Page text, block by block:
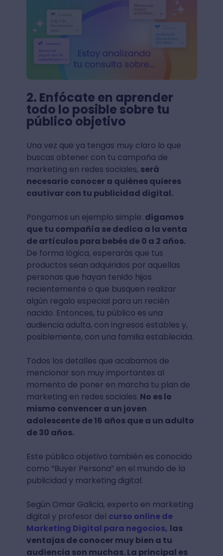
2. Enfócate en aprender
todo lo posible sobre tu
público objetivo
Una vez que ya tengas muy claro lo que
buscas obtener con tu campaña de
marketing en redes sociales, será
necesario conocer a quiénes quieres
cautivar con tu publicidad digital.
Pongamos un ejemplo simple: digamos
que tu compañía se dedica a la venta
de artículos para bebés de 0 a 2 años.
De forma lógica, esperarás que tus
productos sean adquiridos por aquellas
personas que hayan tenido hijos
recientemente o que busquen realizar
algún regalo especial para un recién
nacido. Entonces, tu público es una
audiencia adulta, con ingresos estables y,
posiblemente, con una familia establecida.
Todos los detalles que acabamos de
mencionar son muy importantes al
momento de poner en marcha tu plan de
marketing en redes sociales. No es lo
mismo convencer a un joven
adolescente de 16 años que a un adulto
de 30 años.
Este público objetivo también es conocido
como “Buyer Persona” en el mundo de la
publicidad y marketing digital.
Según Omar Galicia, experto en marketing
digital y profesor del curso online de
Marketing Digital para negocios, las
ventajas de conocer muy bien a tu
audiencia son muchas. La principal es